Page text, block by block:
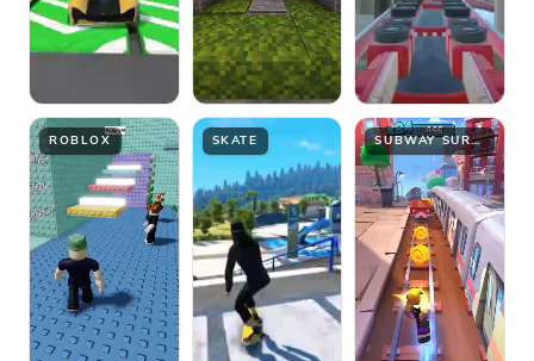
ROBLOX SKATE SUBWAY SURFER